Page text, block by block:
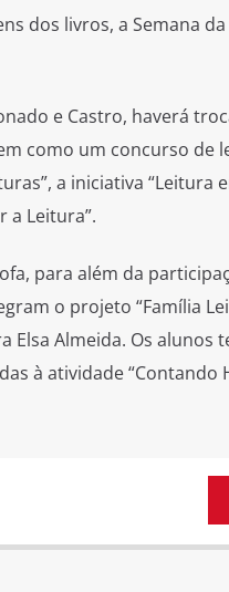
dos livros, a Semana
e Castro, haverá
como um concurso de
a iniciativa “Leitura
a Leitura”.
para além da
o projeto “Família
Elsa Almeida. Os alunos
à atividade